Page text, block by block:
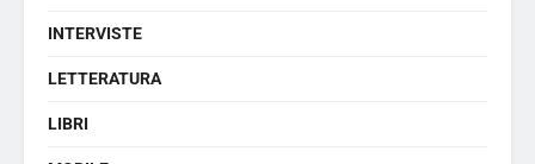
INTERVISTE
LETTERATURA
LIBRI